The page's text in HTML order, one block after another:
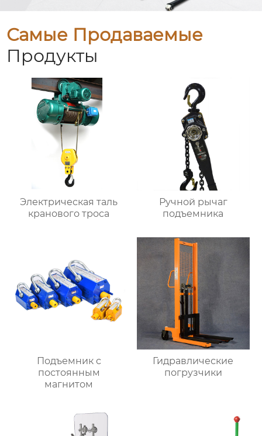
Самые Продаваемые
Продукты
Электрическая таль
кранового троса
Ручной рычаг
подъемника
Подъемник с
постоянным
магнитом
Гидравлические
погрузчики